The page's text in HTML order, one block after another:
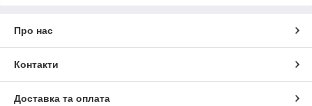
Про нас
Контакти
Доставка та оплата